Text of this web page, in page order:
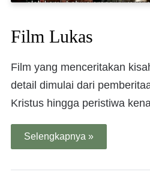
Film Lukas
Film yang menceritakan
detail dimulai dari
Kristus hingga peristiwa
Selengkapnya »